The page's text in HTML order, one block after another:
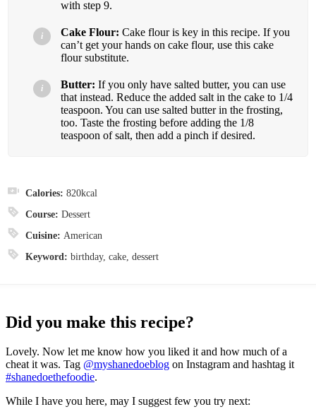
with step 9.
Cake Flour: Cake flour is key in this recipe. If you
can’t get your hands on cake flour, use this cake
flour substitute.
Butter: If you only have salted butter, you can use
that instead. Reduce the added salt in the cake to 1/4
teaspoon. You can use salted butter in the frosting,
too. Taste the frosting before adding the 1/8
teaspoon of salt, then add a pinch if desired.
Calories: 820kcal
Course: Dessert
Cuisine: American
Keyword: birthday, cake, dessert
Did you make this recipe?
Lovely. Now let me know how you liked it and how much of a
cheat it was. Tag @myshanedoeblog on Instagram and hashtag it
#shanedoethefoodie.
While I have you here, may I suggest few you try next: